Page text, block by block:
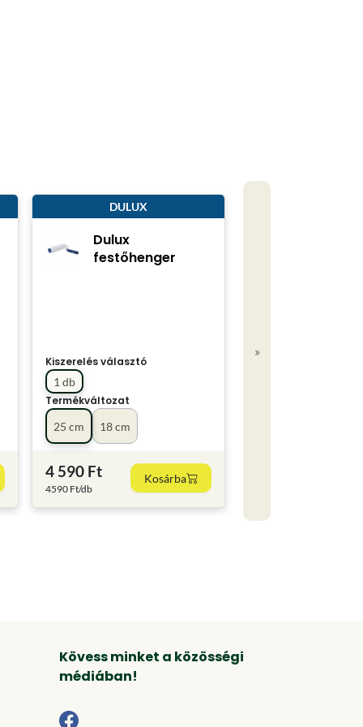
DULUX
Dulux
festőhenger
Kiszerelés választó
1 db
Termékváltozat
18 cm
25 cm
4 590 Ft
4590 Ft/db
Kosárba
»
Kövess minket a közösségi
médiában!